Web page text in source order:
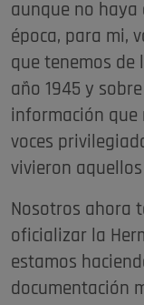
aunque no haya
época, para mi,
que tenemos de
año 1945 y
información
voces
vivieron
Nosotros ahora
oficializar la
estamos
documentación